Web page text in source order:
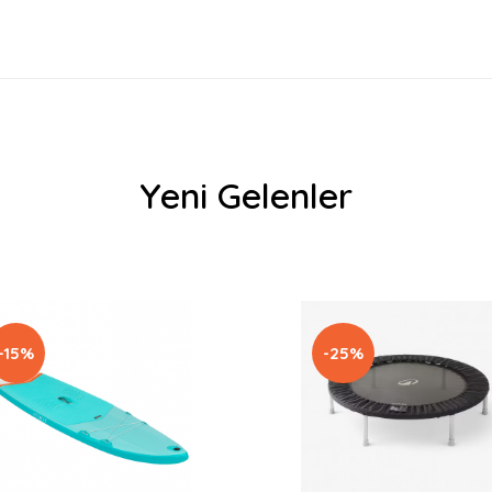
Yeni Gelenler
-25%